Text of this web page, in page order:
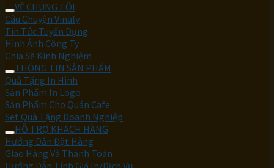
VỀ CHÚNG TÔI
Câu Chuyện Vinaly
Tin Tức Tuyển Dụng
Hình Ảnh Công Ty
Chia Sẽ Kinh Nghiệm
THÔNG TIN SẢN PHẨM
Quà Tặng In Hình
Sản Phẩm In Logo
Sản Phẩm Cho Quán Cafe
Set Quà Tặng Doanh Nghiệp
HỖ TRỢ KHÁCH HÀNG
Hướng Dẫn Đặt Hàng
Giao Hàng Và Thanh Toán